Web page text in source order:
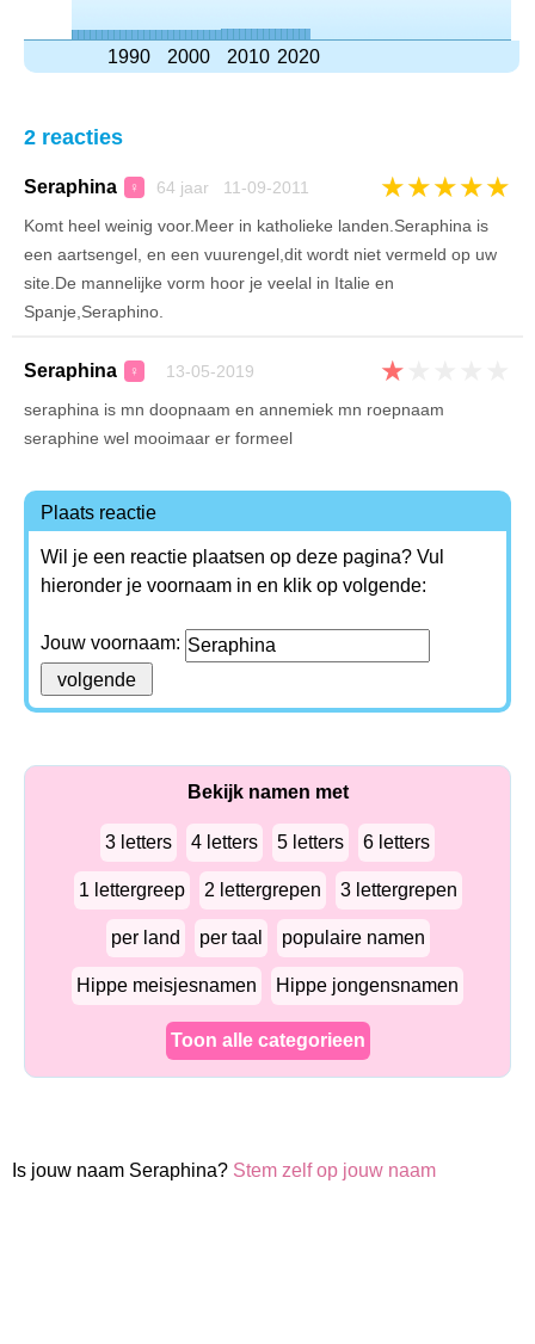
1990 2000 2010 2020
2 reacties
Seraphina ♀ 64 jaar 11-09-2011 ★★★★★
Komt heel weinig voor.Meer in katholieke landen.Seraphina is
een aartsengel, en een vuurengel,dit wordt niet vermeld op uw
site.De mannelijke vorm hoor je veelal in Italie en
Spanje,Seraphino.
Seraphina ♀ 13-05-2019 ★
seraphina is mn doopnaam en annemiek mn roepnaam
seraphine wel mooimaar er formeel
Plaats reactie
Wil je een reactie plaatsen op deze pagina? Vul
hieronder je voornaam in en klik op volgende:
Jouw voornaam:
Bekijk namen met
3 letters 4 letters 5 letters 6 letters
1 lettergreep 2 lettergrepen 3 lettergrepen
per land per taal populaire namen
Hippe meisjesnamen Hippe jongensnamen
Toon alle categorieen
Is jouw naam Seraphina? Stem zelf op jouw naam